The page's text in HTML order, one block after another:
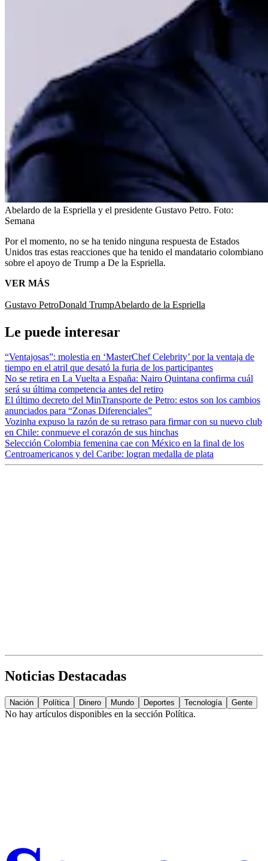
Abelardo de la Espriella y el presidente Gustavo Petro. Foto:
Semana
Por el momento, no se ha tenido ninguna respuesta de Estados
Unidos tras estas reacciones que ha tenido el mandatario colombiano
sobre el apoyo de Trump a De la Espriella.
VER MÁS
Gustavo PetroDonald TrumpAbelardo de la Espriella
Le puede interesar
“Ventajosas”: molestia en ‘MasterChef Celebrity’ por la ventaja de
tiempo en el atril que desató la furia de los participantes
No se retira en La Vuelta a España: Nairo Quintana confirma cuál
será su última competencia antes del retiro
El último decreto del MinTransporte de Petro: estos son los cambios
anunciados para “Zonas Diferenciales”
Vozinha expuso la razón de su retraso para firmar con su nuevo club
en Chile: conmueve el corazón de sus hinchas
Selección Colombia femenina cae con México en la final de los
Centroamericanos y del Caribe: logran medalla de plata
Noticias Destacadas
Nación Política Dinero Mundo Deportes Tecnología Gente
No hay artículos disponibles en la sección Política.